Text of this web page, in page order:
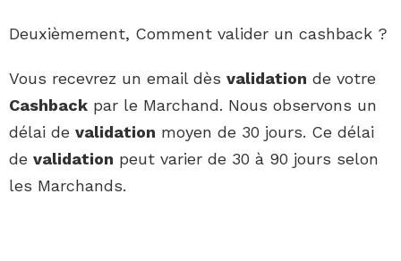
Deuxièmement, Comment valider un cashback ?
Vous recevrez un email dès validation de votre
Cashback par le Marchand. Nous observons un
délai de validation moyen de 30 jours. Ce délai
de validation peut varier de 30 à 90 jours selon
les Marchands.